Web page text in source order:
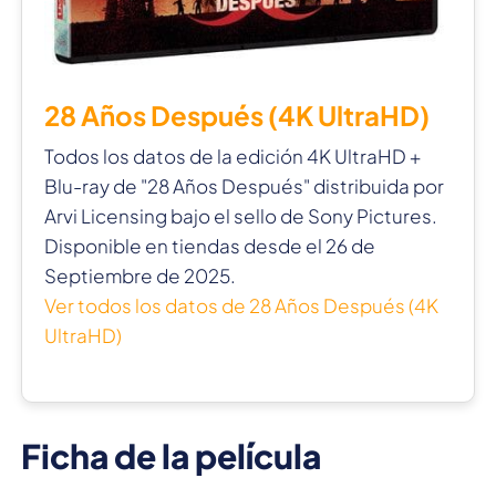
28 Años Después (4K UltraHD)
Todos los datos de la edición 4K UltraHD +
Blu-ray de "28 Años Después" distribuida por
Arvi Licensing bajo el sello de Sony Pictures.
Disponible en tiendas desde el 26 de
Septiembre de 2025.
Ver todos los datos de 28 Años Después (4K
UltraHD)
Ficha de la película